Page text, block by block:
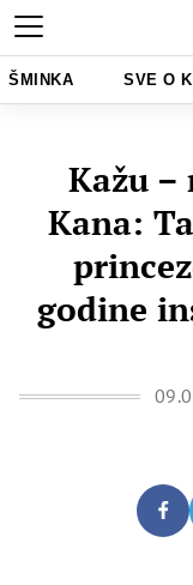
ŠMINKA SVE O
Kažu
Kana:
godine